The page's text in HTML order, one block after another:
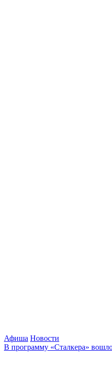
Афиша Новости
В программу «Сталкера»